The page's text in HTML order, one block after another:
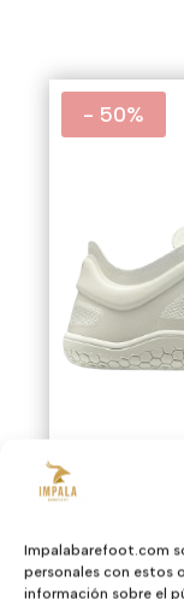
Impalabarefoot.com
personales con estos
información sobre el
- 50%